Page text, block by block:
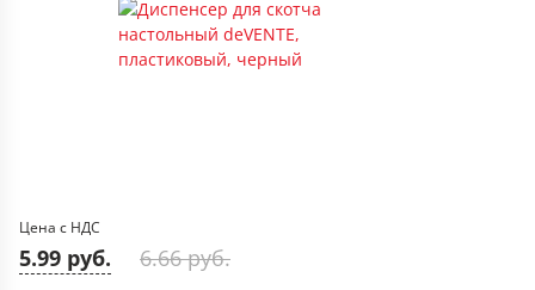
Цена с НДС
5.99 руб. 6.66 руб.